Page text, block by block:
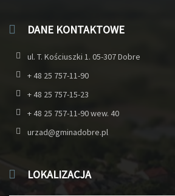
DANE KONTAKTOWE
ul. T. Kościuszki 1. 05-307 Dobre
+ 48 25 757-11-90
+ 48 25 757-15-23
+ 48 25 757-11-90 wew. 40
urzad@gminadobre.pl
LOKALIZACJA